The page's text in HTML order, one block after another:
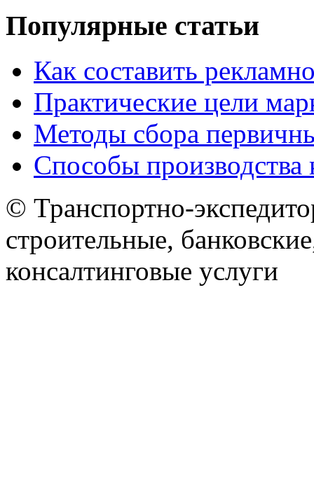
Популярные статьи
Как составить
Практические цели
Методы сбора
Способы производства
© Транспортно-
строительные,
консалтинговые услуги